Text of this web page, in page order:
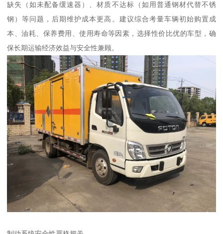
缺失（如未配备缓速器）、材质不达标（如用普通钢材代替不锈
钢）等问题，后期维护成本更高。建议综合考量车辆初始购置成
本、油耗、保养费用、使用寿命等因素，选择性价比优的车型，确
保长期运输经济效益与安全性兼顾。​